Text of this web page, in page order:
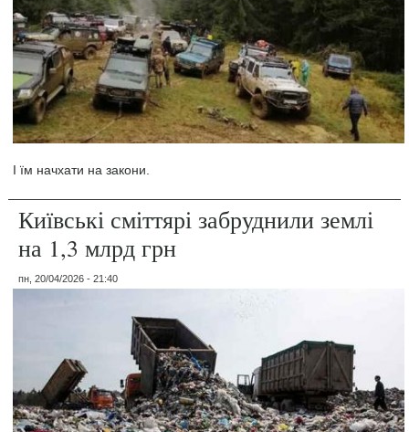
І їм начхати на закони.
Київські сміттярі забруднили землі
на 1,3 млрд грн
пн, 20/04/2026 - 21:40